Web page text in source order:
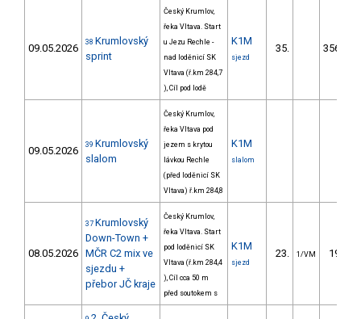
09.05.2026 38 Krumlovský
sprint
Český Krumlov,
řeka Vltava. Start
u Jezu Rechle -
nad loděnicí SK
Vltava (ř.km 284,7
), Cíl pod lodě
K1M
sjezd
35. 3564.89
09.05.2026 39 Krumlovský
slalom
Český Krumlov,
řeka Vltava pod
jezem s krytou
lávkou Rechle
(před loděnicí SK
Vltava) ř.km 284,8
K1M
slalom
08.05.2026
37 Krumlovský
Down-Town +
MČR C2 mix ve
sjezdu +
přebor JČ kraje
Český Krumlov,
řeka Vltava. Start
pod loděnicí SK
Vltava (ř.km 284,4
), Cíl cca 50 m
před soutokem s
K1M
sjezd
23. 1/VM 193.70